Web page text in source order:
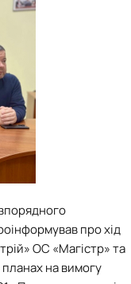
про хід
ОС «Магістр» та
планах на вимогу